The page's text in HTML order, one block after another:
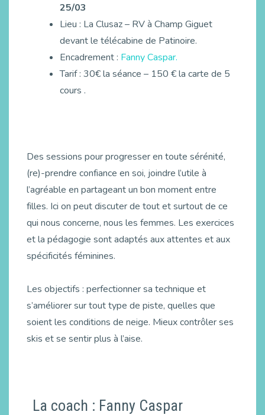
25/03
Lieu : La Clusaz – RV à Champ Giguet
devant le télécabine de Patinoire.
Encadrement : Fanny Caspar.
Tarif : 30€ la séance – 150 € la carte de 5
cours .
Des sessions pour progresser en toute sérénité,
(re)-prendre confiance en soi, joindre l’utile à
l’agréable en partageant un bon moment entre
filles. Ici on peut discuter de tout et surtout de ce
qui nous concerne, nous les femmes. Les exercices
et la pédagogie sont adaptés aux attentes et aux
spécificités féminines.
Les objectifs : perfectionner sa technique et
s’améliorer sur tout type de piste, quelles que
soient les conditions de neige. Mieux contrôler ses
skis et se sentir plus à l’aise.
La coach : Fanny Caspar